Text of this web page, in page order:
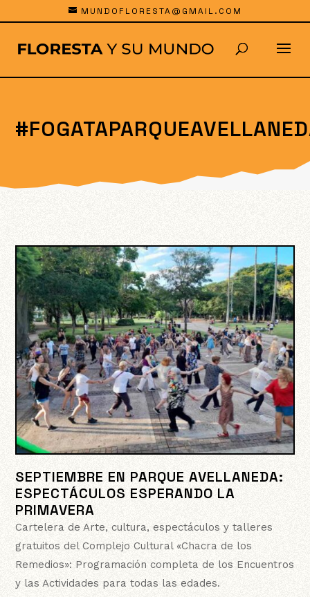
MUNDOFLORESTA@GMAIL.COM
SEPTIEMBRE EN PARQUE AVELLANEDA:
ESPECTÁCULOS ESPERANDO LA
PRIMAVERA
Cartelera de Arte, cultura, espectáculos y talleres
gratuitos del Complejo Cultural «Chacra de los
Remedios»: Programación completa de los Encuentros
y las Actividades para todas las edades.